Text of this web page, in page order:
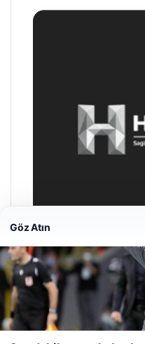
Enes Kaplan
28/04/2026
Web sitemizi nasıl
Göz Atın